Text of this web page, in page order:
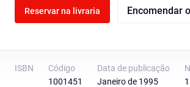
Reservar na livraria Encomendar
ISBN
Código
1001451
Data de publicação
Janeiro de 1995